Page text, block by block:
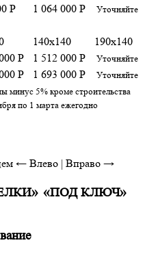
Р 1 064 000 Р Уточняйте
140x140
190x140
Р 1 512 000 Р Уточняйте
Р 1 693 000 Р
Уточняйте
минус 5% кроме строительства
по 1 марта ежегодно
← Влево | Вправо →
«ПОД КЛЮЧ»